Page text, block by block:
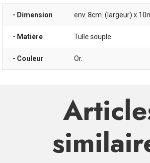
- Dimension env. 8cm. (largeur) x
- Matière Tulle souple.
- Couleur Or.